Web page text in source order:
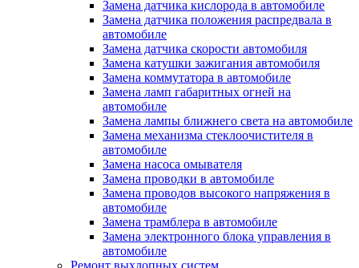
Замена датчика кислорода в автомобиле
Замена датчика положения распредвала в
автомобиле
Замена датчика скорости автомобиля
Замена катушки зажигания автомобиля
Замена коммутатора в автомобиле
Замена ламп габаритных огней на
автомобиле
Замена лампы ближнего света на автомобиле
Замена механизма стеклоочистителя в
автомобиле
Замена насоса омывателя
Замена проводки в автомобиле
Замена проводов высокого напряжения в
автомобиле
Замена трамблера в автомобиле
Замена электронного блока управления в
автомобиле
Ремонт выхлопных систем